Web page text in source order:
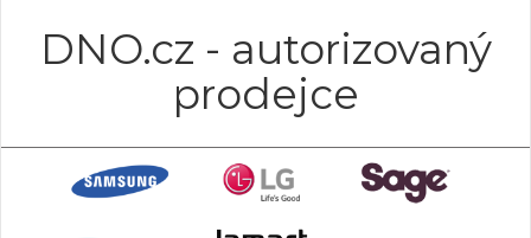
DNO.cz - autorizovaný
prodejce